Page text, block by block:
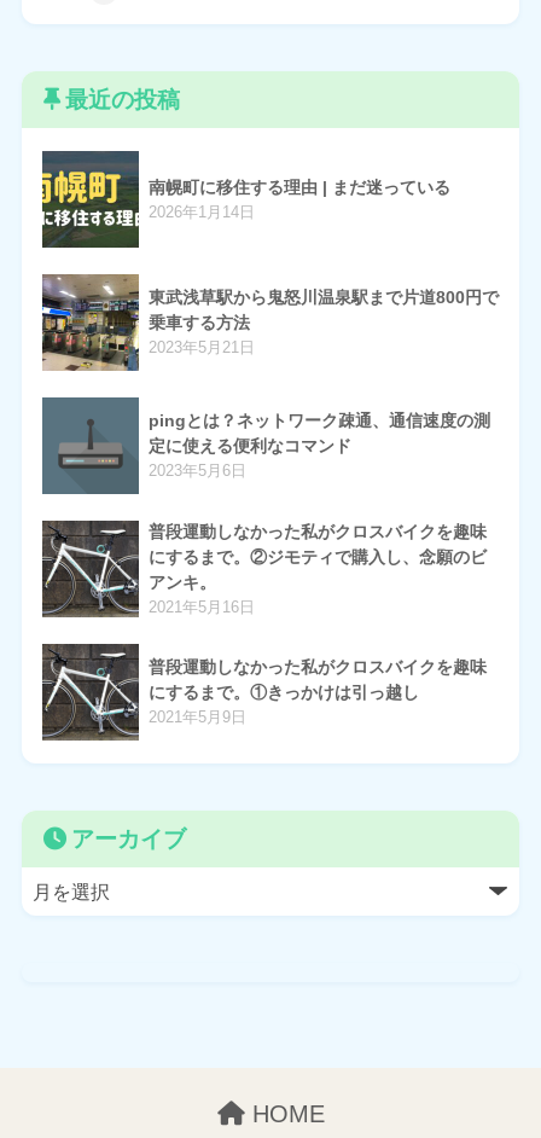
最近の投稿
南幌町に移住する理由 | まだ迷っている
2026年1月14日
東武浅草駅から鬼怒川温泉駅まで片道800円で
乗車する方法
2023年5月21日
pingとは？ネットワーク疎通、通信速度の測
定に使える便利なコマンド
2023年5月6日
普段運動しなかった私がクロスバイクを趣味
にするまで。②ジモティで購入し、念願のビ
アンキ。
2021年5月16日
普段運動しなかった私がクロスバイクを趣味
にするまで。①きっかけは引っ越し
2021年5月9日
アーカイブ
HOME